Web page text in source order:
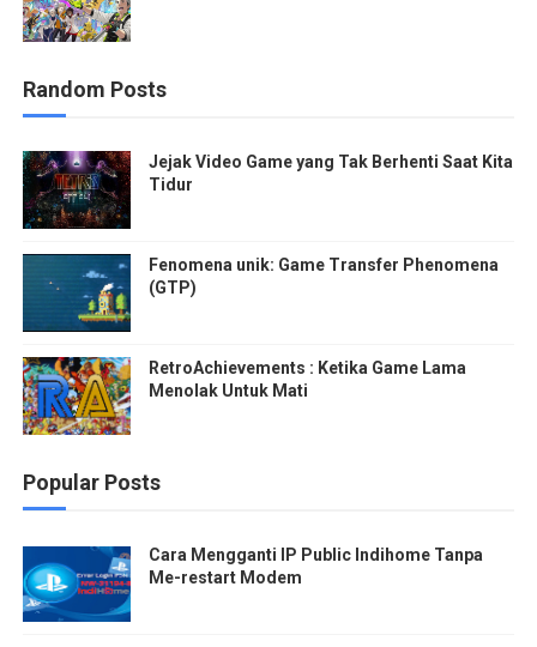
Random Posts
Jejak Video Game yang Tak Berhenti Saat Kita
Tidur
Fenomena unik: Game Transfer Phenomena
(GTP)
RetroAchievements : Ketika Game Lama
Menolak Untuk Mati
Popular Posts
Cara Mengganti IP Public Indihome Tanpa
Me-restart Modem